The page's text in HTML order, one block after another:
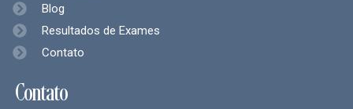
Blog
Resultados de Exames
Contato
Contato